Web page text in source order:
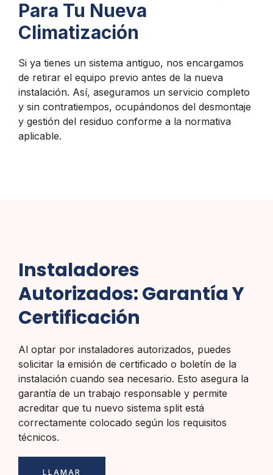
Para Tu Nueva
Climatización
Si ya tienes un sistema antiguo, nos encargamos
de retirar el equipo previo antes de la nueva
instalación. Así, aseguramos un servicio completo
y sin contratiempos, ocupándonos del desmontaje
y gestión del residuo conforme a la normativa
aplicable.
Instaladores
Autorizados: Garantía Y
Certificación
Al optar por instaladores autorizados, puedes
solicitar la emisión de certificado o boletín de la
instalación cuando sea necesario. Esto asegura la
garantía de un trabajo responsable y permite
acreditar que tu nuevo sistema split está
correctamente colocado según los requisitos
técnicos.
LLAMAR